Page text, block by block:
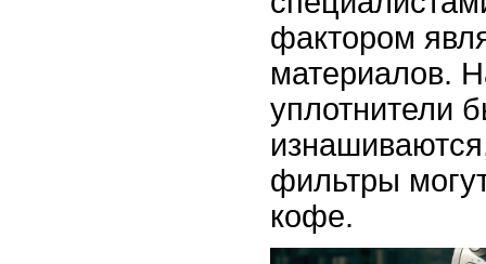
фактором
материалов.
уплотнители
фильтры
кофе.